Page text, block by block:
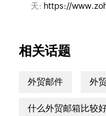
天: https://
相关话题
外贸邮件 外
什么外贸邮箱比较